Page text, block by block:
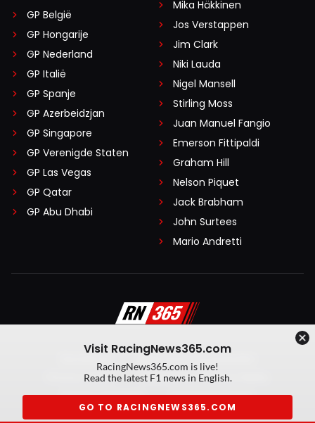
GP België
GP Hongarije
GP Nederland
GP Italië
GP Spanje
GP Azerbeidzjan
GP Singapore
GP Verenigde Staten
GP Las Vegas
GP Qatar
GP Abu Dhabi
Mika Häkkinen
Jos Verstappen
Jim Clark
Niki Lauda
Nigel Mansell
Stirling Moss
Juan Manuel Fangio
Emerson Fittipaldi
Graham Hill
Nelson Piquet
Jack Brabham
John Surtees
Mario Andretti
Algemene voorwaarden
Privacy Policy
Created by On Your Marks
Privacy manager
Kansspeluitingen
Visit RacingNews365.com
RacingNews365.com is live!
Read the latest F1 news in English.
GO TO RACINGNEWS365.COM